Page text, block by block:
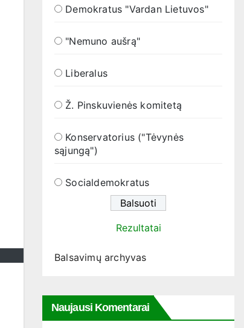
Demokratus "Vardan Lietuvos"
"Nemuno aušrą"
Liberalus
Ž. Pinskuvienės komitetą
Konservatorius ("Tėvynės
sąjungą")
Socialdemokratus
Rezultatai
Balsavimų archyvas
Naujausi Komentarai